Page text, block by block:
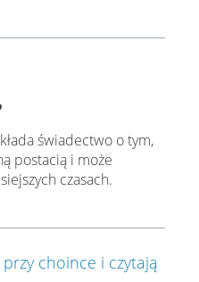
świadectwo o tym,
postacią i może
czasach.